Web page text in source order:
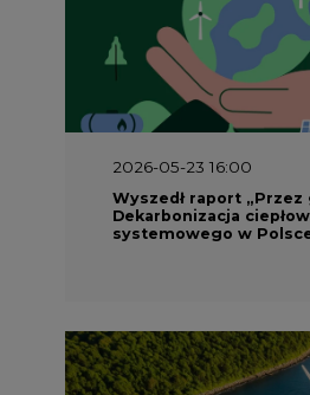
2026-05-23 16:00
Wyszedł raport „Przez
Dekarbonizacja
systemowego w